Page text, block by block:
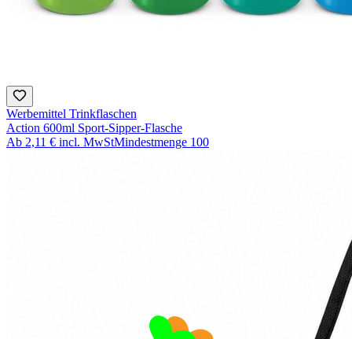
Werbemittel Trinkflaschen
Action 600ml Sport-Sipper-Flasche
Ab 2,11 € incl. MwStMindestmenge 100